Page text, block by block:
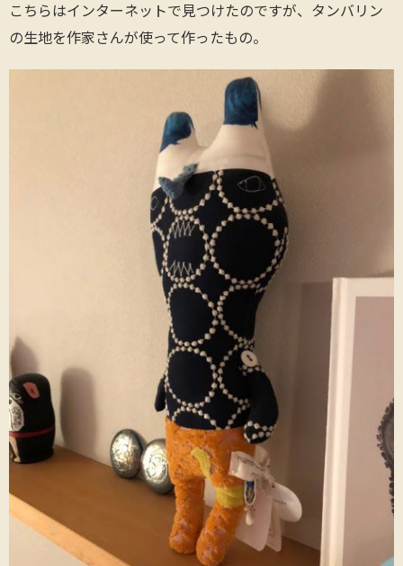
こちらはインターネットで見つけたのですが、タンバリン
の生地を作家さんが使って作ったもの。